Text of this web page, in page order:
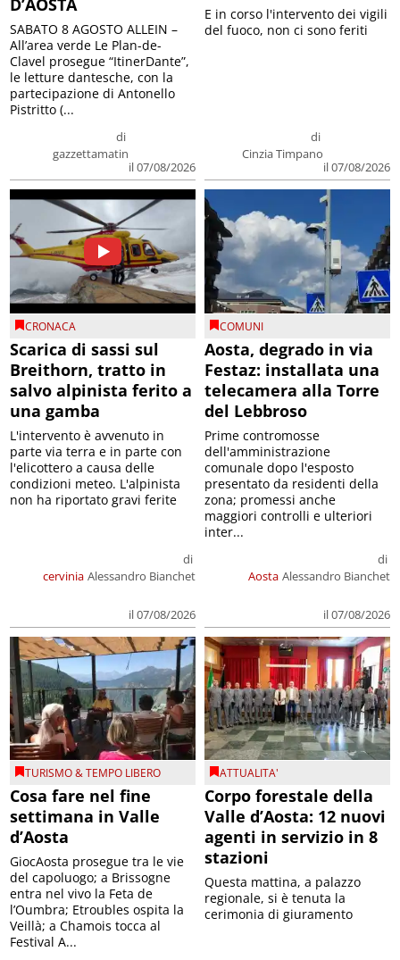
D’AOSTA
di
gazzettamatin
il 07/08/2026
SABATO 8 AGOSTO ALLEIN –
All’area verde Le Plan-de-
Clavel prosegue “ItinerDante”,
le letture dantesche, con la
partecipazione di Antonello
Pistritto (...
di
Cinzia Timpano
il 07/08/2026
E in corso l'intervento dei vigili
del fuoco, non ci sono feriti
CRONACA
Scarica di sassi sul
Breithorn, tratto in
salvo alpinista ferito a
una gamba
cervinia
di
Alessandro Bianchet
il 07/08/2026
L'intervento è avvenuto in
parte via terra e in parte con
l'elicottero a causa delle
condizioni meteo. L'alpinista
non ha riportato gravi ferite
COMUNI
Aosta, degrado in via
Festaz: installata una
telecamera alla Torre
del Lebbroso
Aosta
di
Alessandro Bianchet
il 07/08/2026
Prime contromosse
dell'amministrazione
comunale dopo l'esposto
presentato da residenti della
zona; promessi anche
maggiori controlli e ulteriori
inter...
TURISMO & TEMPO LIBERO
Cosa fare nel fine
settimana in Valle
d’Aosta
GiocAosta prosegue tra le vie
del capoluogo; a Brissogne
entra nel vivo la Feta de
l’Oumbra; Etroubles ospita la
Veillà; a Chamois tocca al
Festival A...
ATTUALITA'
Corpo forestale della
Valle d’Aosta: 12 nuovi
agenti in servizio in 8
stazioni
Questa mattina, a palazzo
regionale, si è tenuta la
cerimonia di giuramento